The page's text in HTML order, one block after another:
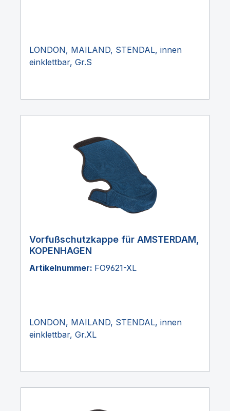
LONDON, MAILAND, STENDAL, innen
einklettbar, Gr.S
Vorfußschutzkappe für AMSTERDAM,
KOPENHAGEN
Artikelnummer: FO9621-XL
LONDON, MAILAND, STENDAL, innen
einklettbar, Gr.XL